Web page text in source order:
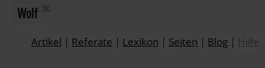
Wolf
Artikel | Referate | Lexikon | Seiten | Blog | Hilfe